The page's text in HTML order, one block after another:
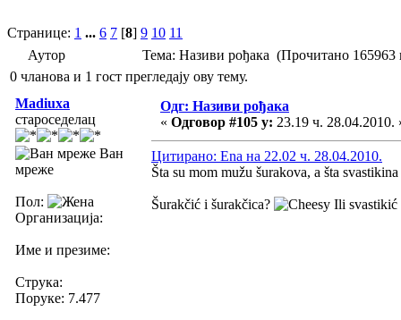
Странице: 1 ... 6 7 [8] 9 10 11
Аутор
Тема: Називи рођака (Прочитано 165963
0 чланова и 1 гост прегледају ову тему.
Madiuxa
староседелац
Ван
мреже
Пол:
Организација:
Име и презиме:
Струка:
Поруке: 7.477
Одг: Називи рођака
« Одговор #105 у: 23.19 ч. 28.04.2010.
Цитирано: Ena на 22.02 ч. 28.04.2010.
Šta su mom mužu šurakova, a šta
Šurakčić i šurakčica? Ili